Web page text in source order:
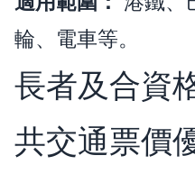
輪、電車等。
長者及合資
共交通票價